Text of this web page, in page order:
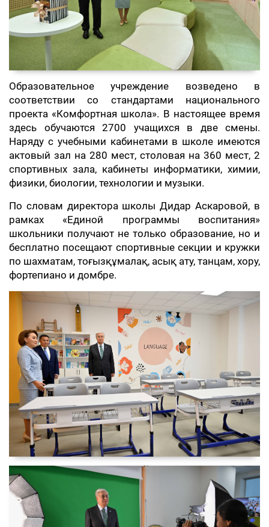
Образовательное учреждение возведено в
соответствии со стандартами национального
проекта «Комфортная школа». В настоящее время
здесь обучаются 2700 учащихся в две смены.
Наряду с учебными кабинетами в школе имеются
актовый зал на 280 мест, столовая на 360 мест, 2
спортивных зала, кабинеты информатики, химии,
физики, биологии, технологии и музыки.
По словам директора школы Дидар Аскаровой, в
рамках «Единой программы воспитания»
школьники получают не только образование, но и
бесплатно посещают спортивные секции и кружки
по шахматам, тоғызқұмалақ, асық ату, танцам, хору,
фортепиано и домбре.